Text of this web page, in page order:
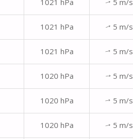
↑
1021 hPa ↑5 m/s
1021 hPa ↑5 m/s
1020 hPa ↑5 m/s
1020 hPa ↑5 m/s
1020 hPa ↑5 m/s